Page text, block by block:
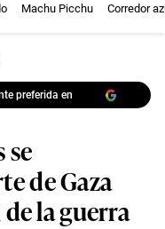
Machu Picchu Corredor
preferida en
se
de Gaza
la guerra